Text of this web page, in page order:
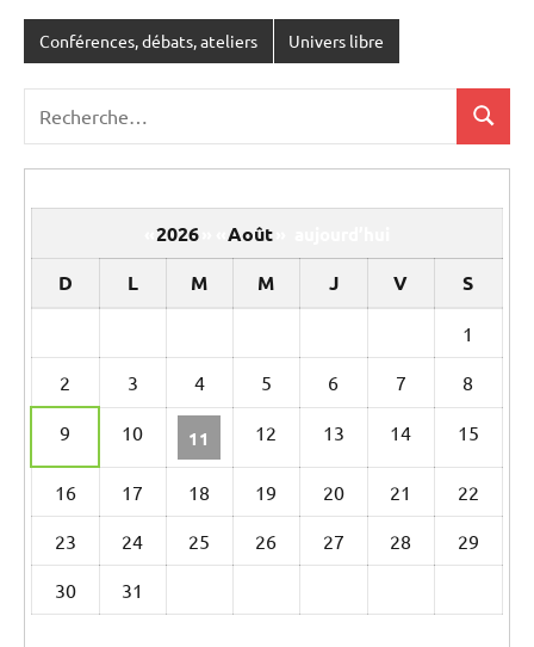
Conférences, débats, ateliers Univers libre
:
calendrier
d’évènements
2026 Août
D L M M J V S
1
2 3 4 5 6 7 8
9 10 11 12 13 14 15
16 17 18 19 20 21 22
23 24 25 26 27 28 29
30 31